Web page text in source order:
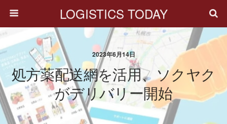
LOGISTICS TODAY
2023年6月14日
処方薬配送網を活用、ソクヤク
がデリバリー開始